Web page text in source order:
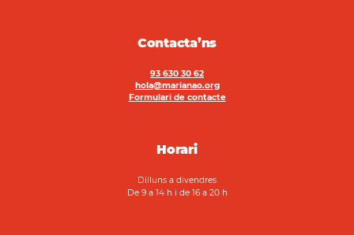
Contacta’ns
93 630 30 62
hola@marianao.org
Formulari de contacte
Horari
Dilluns a divendres
De 9 a 14 h i de 16 a 20 h